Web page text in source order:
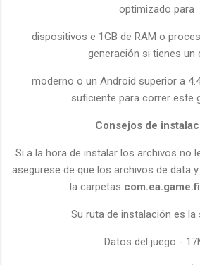
optimizado para
dispositivos e 1GB de RAM o
generación si tienes un
moderno o un Android superior a
suficiente para correr este
Consejos de
Si a la hora de instalar los archivos no
asegurese de que los archivos de data
la carpetas
Su ruta de instalación es la
Datos del juego -